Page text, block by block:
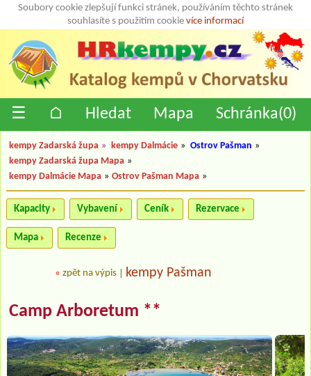
Soubory cookie zlepšují funkci stránek, používáním těchto stránek
souhlasíte s použitím cookie více informací
☰ ⌂ Hledat Mapa Schránka(0)
kempy Zadarská župa » kempy Dalmácie » Ostrov Pašman »
kempy Zadarská župa Mapa »
kempy Dalmácie Mapa » Ostrov Pašman Mapa »
Kapacity Vybavení Ceník Rezervace
Mapa Recenze
« zpět na výpis kempy Pašman
Camp Arboretum **